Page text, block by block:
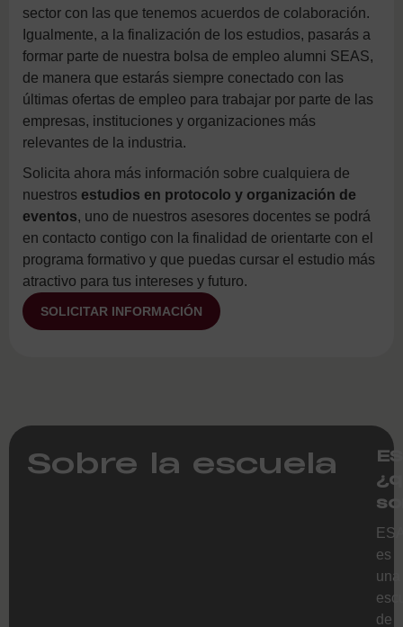
sector con las que tenemos acuerdos de colaboración.
Igualmente, a la finalización de los estudios, pasarás a
formar parte de nuestra bolsa de empleo alumni SEAS,
de manera que estarás siempre conectado con las
últimas ofertas de empleo para trabajar por parte de las
empresas, instituciones y organizaciones más
relevantes de la industria.
Solicita ahora más información sobre cualquiera de
nuestros estudios en protocolo y organización de
eventos, uno de nuestros asesores docentes se podrá
en contacto contigo con la finalidad de orientarte con el
programa formativo y que puedas cursar el estudio más
atractivo para tus intereses y futuro.
SOLICITAR INFORMACIÓN
Sobre la escuela
es
una
de